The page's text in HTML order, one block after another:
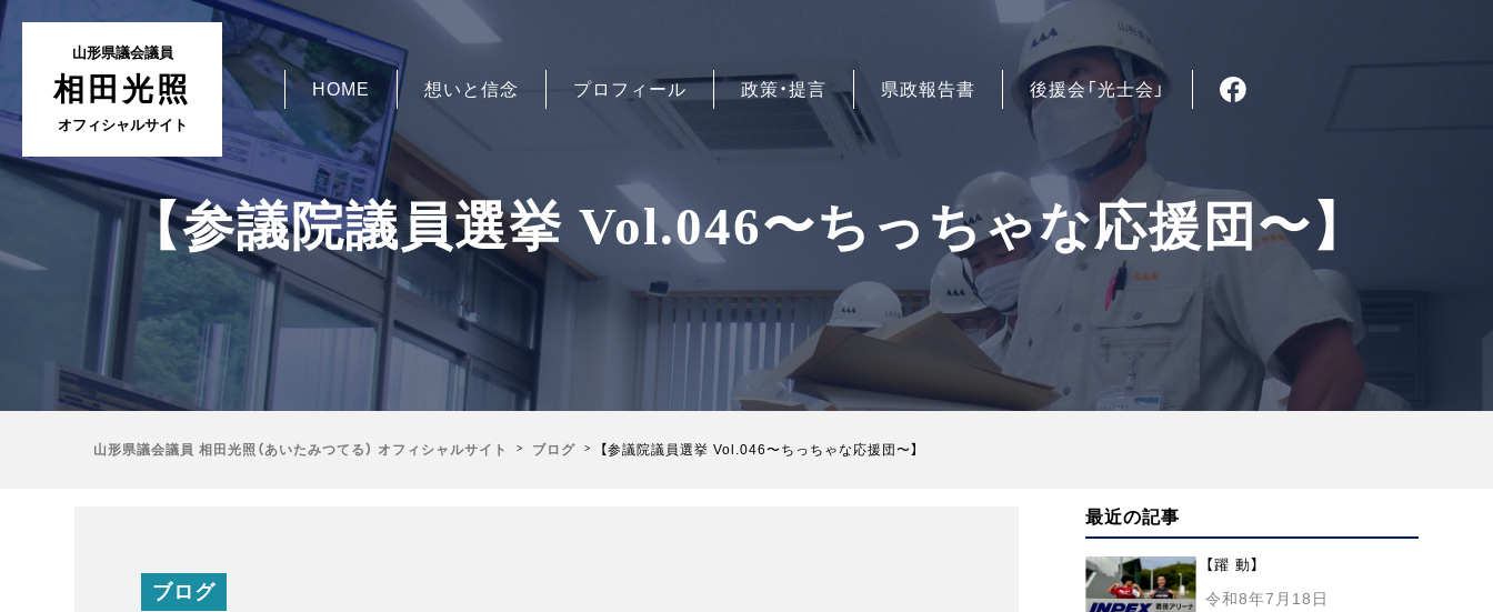
山形県議会議員
相田光照
オフィシャルサイト
HOME 想いと信念 プロフィール 政策・提言 県政報告書 後援会「光士会」
【参議院議員選挙 Vol.046〜ちっちゃな応援団〜】
山形県議会議員 相田光照（あいたみつてる） オフィシャルサイト ブログ 【参議院議員選挙 Vol.046〜ちっちゃな応援団〜】
ブログ
最近の記事
【躍 動】
令和8年7月18日